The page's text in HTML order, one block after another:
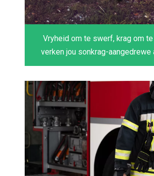
Vryheid om te swerf, krag om te
verken jou sonkrag-aangedrewe